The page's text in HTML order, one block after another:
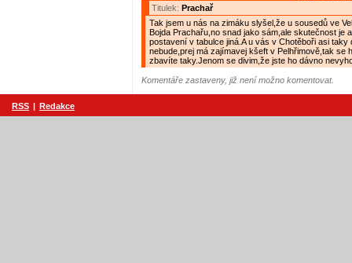
Titulek: Prachař
Tak jsem u nás na zimáku slyšel,že u sousedů ve
Bojda Prachařu,no snad jako sám,ale skutečnost je
postavení v tabulce jiná.A u vás v Chotěboři asi taky
nebude,prej má zajímavej kšeft v Pelhřimově,tak se
zbavíte taky.Jenom se divim,že jste ho dávno
Komentáře zastaveny, již není možno komentovat.
RSS | Redakce